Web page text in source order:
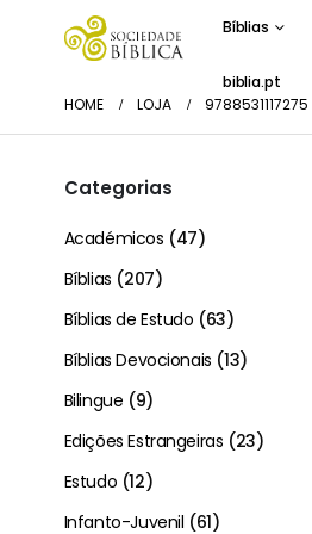
Bíblias
biblia.pt
HOME LOJA 9788531117275
Categorias
Académicos (47)
Bíblias (207)
Bíblias de Estudo (63)
Bíblias Devocionais (13)
Bilingue (9)
Edições Estrangeiras (23)
Estudo (12)
Infanto-Juvenil (61)